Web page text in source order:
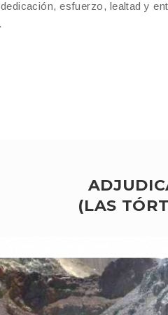
esfuerzo, lealtad y
(LAS